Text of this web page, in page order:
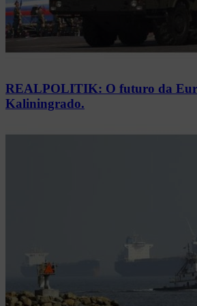
REALPOLITIK: O futuro da
Kaliningrado.